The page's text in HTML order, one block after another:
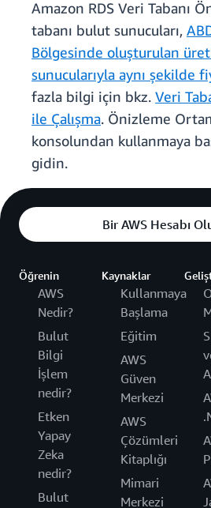
Amazon RDS Veri Tabanı
tabanı bulut sunucuları,
Bölgesinde oluşturulan
sunucularıyla aynı şekilde
fazla bilgi için bkz. Veri
ile Çalışma. Önizleme
konsolundan kullanmaya
gidin.
Bir AWS Hesabı
Öğrenin
AWS
Nedir?
Bulut
Bilgi
İşlem
nedir?
Etken
Yapay
Zeka
nedir?
Bulut
Kaynaklar
Kullanmaya
Başlama
Eğitim
AWS
Güven
Merkezi
AWS
Çözümleri
Kitaplığı
Mimari
Merkezi